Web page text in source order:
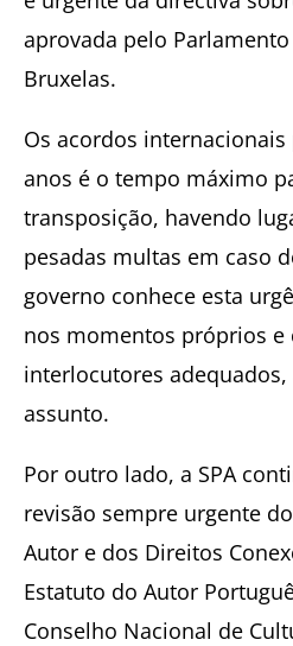
aprovada pelo
Bruxelas.
Os acordos
anos é o tempo máximo
transposição, havendo
pesadas multas em caso
governo conhece esta
nos momentos próprios e
interlocutores
assunto.
Por outro lado, a SPA
revisão sempre urgente
Autor e dos Direitos
Estatuto do Autor
Conselho Nacional de